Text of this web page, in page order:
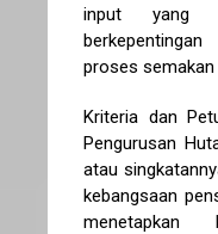
input yang
proses
Kriteria dan
Pengurusan
atau
kebangsaan
menetapkan